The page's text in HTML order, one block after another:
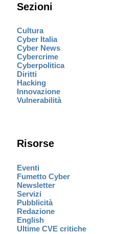
Sezioni
Cultura
Cyber Italia
Cyber News
Cybercrime
Cyberpolitica
Diritti
Hacking
Innovazione
Vulnerabilità
Risorse
Eventi
Fumetto Cyber
Newsletter
Servizi
Pubblicità
Redazione
English
Ultime CVE critiche